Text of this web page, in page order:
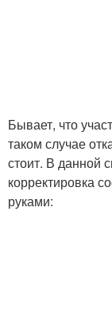
Земляники в
Бывает, что
таком случае
стоит. В данной
корректировка
руками: